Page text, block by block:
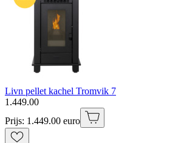
Livn pellet kachel Tromvik 7
1.449.00
Prijs: 1.449.00 euro